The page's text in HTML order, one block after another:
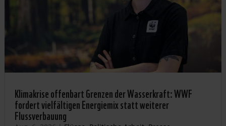
Klimakrise offenbart Grenzen der Wasserkraft: WWF
fordert vielfältigen Energiemix statt weiterer
Flussverbauung